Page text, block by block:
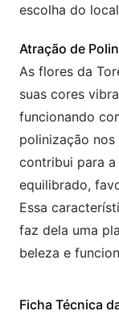
escolha do
Atração de
As flores da
suas cores
funcionando
polinização nos
contribui para
equilibrado,
Essa
faz dela uma
beleza e
Ficha Técnica